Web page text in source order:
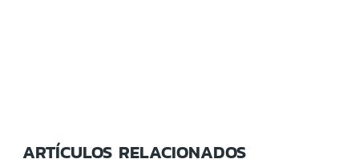
ARTÍCULOS RELACIONADOS